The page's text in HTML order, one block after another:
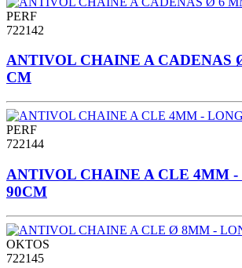
PERF
722142
ANTIVOL CHAINE A CADENAS
CM
PERF
722144
ANTIVOL CHAINE A CLE 4MM -
90CM
OKTOS
722145